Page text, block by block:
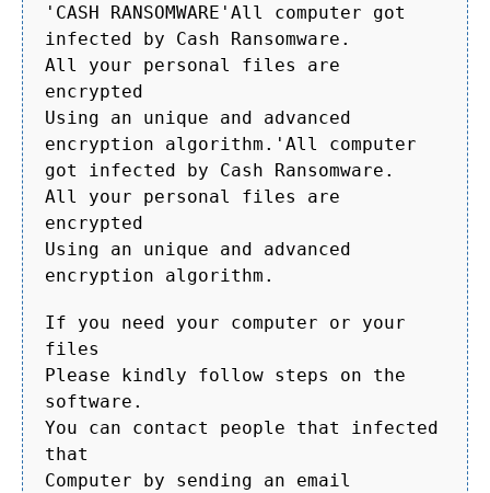
'CASH RANSOMWARE'All computer got
infected by Cash Ransomware.
All your personal files are
encrypted
Using an unique and advanced
encryption algorithm.'All computer
got infected by Cash Ransomware.
All your personal files are
encrypted
Using an unique and advanced
encryption algorithm.
If you need your computer or your
files
Please kindly follow steps on the
software.
You can contact people that infected
that
Computer by sending an email